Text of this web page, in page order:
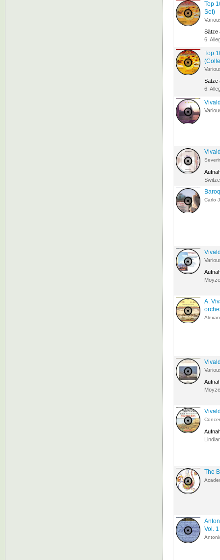
Top
Set)
Sätze
6.
Top
Sätze
6.
Carlo
A.
The
Vol. 1